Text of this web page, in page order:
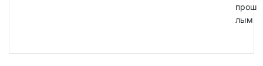
прош
лым